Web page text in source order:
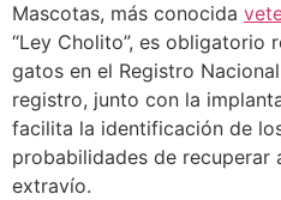
Mascotas, más conocida
“Ley Cholito”, es obligatorio
gatos en el Registro
registro, junto con la
facilita la identificación de
probabilidades de recuperar
extravío.